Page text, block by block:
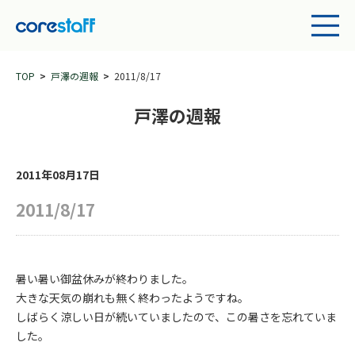
TOP 戸澤の週報 2011/8/17
戸澤の週報
2011年08月17日
2011/8/17
暑い暑い御盆休みが終わりました。
大きな天気の崩れも無く終わったようですね。
しばらく涼しい日が続いていましたので、この暑さを忘れていま
した。